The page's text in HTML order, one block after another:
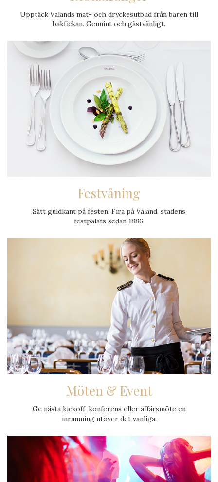
Upptäck Valands mat- och dryckes­utbud från baren till
bakfickan. Genuint och gästvänligt.
Festvåning
Sätt guldkant på festen. Fira på Valand, stadens
festpalats sedan 1886.
Möten & Event
Ge nästa kickoff, konferens eller affärsmöte en
inramning utöver det vanliga.